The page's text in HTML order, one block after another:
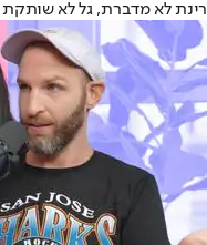
רינת לא מדברת, גל לא שותקת